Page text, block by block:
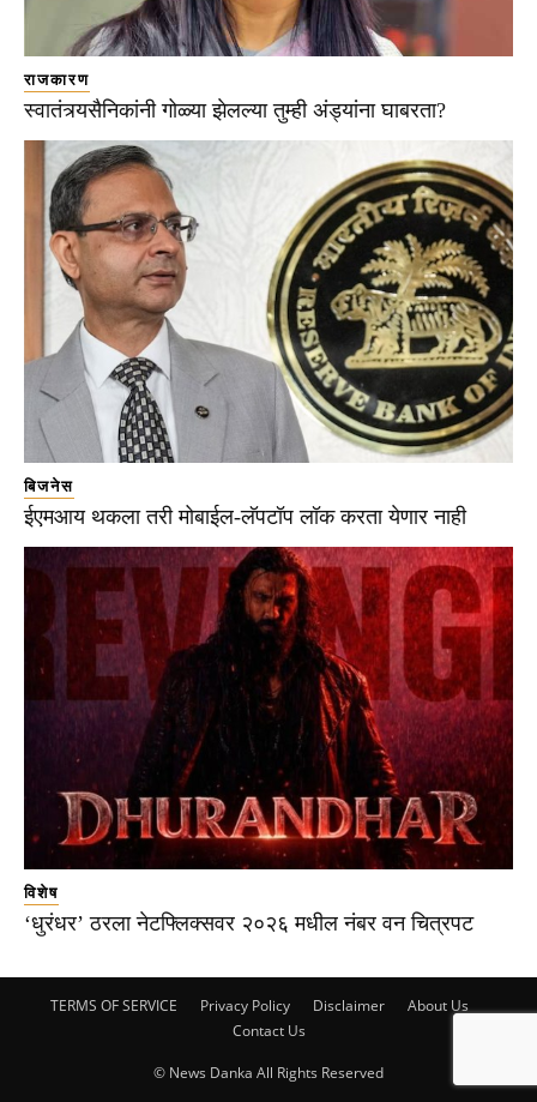
राजकारण
स्वातंत्र्यसैनिकांनी गोळ्या झेलल्या तुम्ही अंड्यांना घाबरता?
बिजनेस
ईएमआय थकला तरी मोबाईल-लॅपटॉप लॉक करता येणार नाही
विशेष
‘धुरंधर’ ठरला नेटफ्लिक्सवर २०२६ मधील नंबर वन चित्रपट
TERMS OF SERVICE Privacy Policy Disclaimer
About Us
Contact Us
© News Danka All Rights Reserved